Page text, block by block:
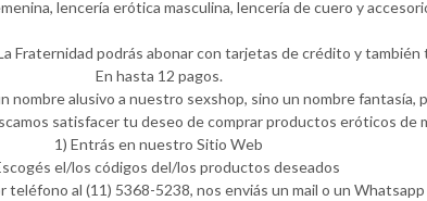
lencería erótica masculina, lencería de cuero y
Fraternidad podrás abonar con tarjetas de crédito y
En hasta 12 pagos.
nombre alusivo a nuestro sexshop, sino un nombre fantasía,
satisfacer tu deseo de comprar productos eróticos de
1) Entrás en nuestro Sitio Web
el/los códigos del/los productos deseados
teléfono al (11) 5368-5238, nos enviás un mail o un Whatsapp